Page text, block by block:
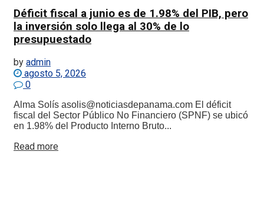
Déficit fiscal a junio es de 1.98% del PIB, pero
la inversión solo llega al 30% de lo
presupuestado
by admin
agosto 5, 2026
0
Alma Solís asolis@noticiasdepanama.com El déficit
fiscal del Sector Público No Financiero (SPNF) se ubicó
en 1.98% del Producto Interno Bruto...
Read more